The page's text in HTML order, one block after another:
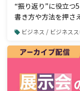
“振り返り”に役立つ
書き方や方法を押さ
ビジネス / ビジネス